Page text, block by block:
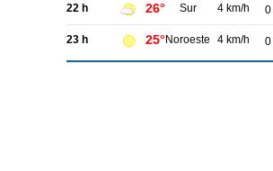
22 h 26° Sur 4 km/h 0
23 h 25° Noroeste 4 km/h 0